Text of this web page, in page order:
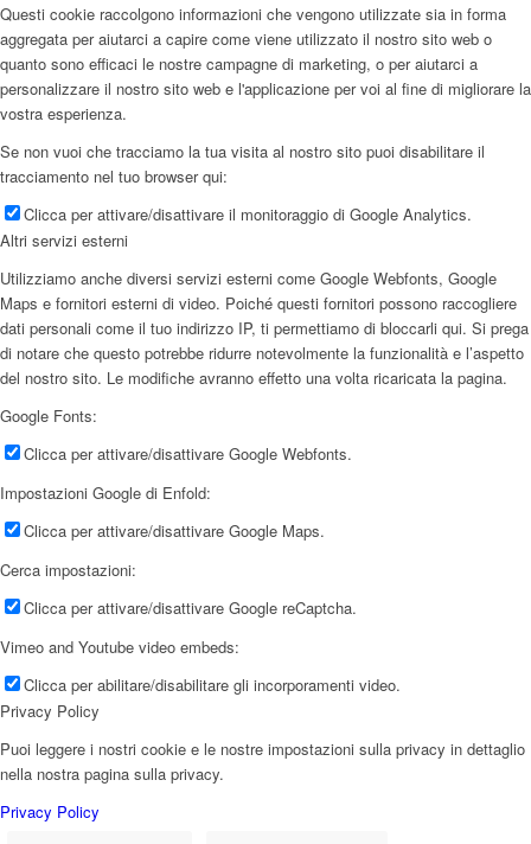
Questi cookie raccolgono informazioni che vengono utilizzate sia in forma
aggregata per aiutarci a capire come viene utilizzato il nostro sito web o
quanto sono efficaci le nostre campagne di marketing, o per aiutarci a
personalizzare il nostro sito web e l'applicazione per voi al fine di migliorare la
vostra esperienza.
Se non vuoi che tracciamo la tua visita al nostro sito puoi disabilitare il
tracciamento nel tuo browser qui:
Clicca per attivare/disattivare il monitoraggio di Google Analytics.
Altri servizi esterni
Utilizziamo anche diversi servizi esterni come Google Webfonts, Google
Maps e fornitori esterni di video. Poiché questi fornitori possono raccogliere
dati personali come il tuo indirizzo IP, ti permettiamo di bloccarli qui. Si prega
di notare che questo potrebbe ridurre notevolmente la funzionalità e l’aspetto
del nostro sito. Le modifiche avranno effetto una volta ricaricata la pagina.
Google Fonts:
Clicca per attivare/disattivare Google Webfonts.
Impostazioni Google di Enfold:
Clicca per attivare/disattivare Google Maps.
Cerca impostazioni:
Clicca per attivare/disattivare Google reCaptcha.
Vimeo and Youtube video embeds:
Clicca per abilitare/disabilitare gli incorporamenti video.
Privacy Policy
Puoi leggere i nostri cookie e le nostre impostazioni sulla privacy in dettaglio
nella nostra pagina sulla privacy.
Privacy Policy